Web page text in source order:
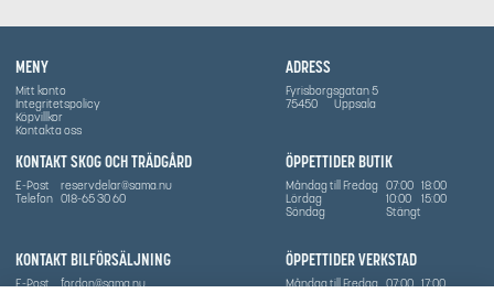
MENY
Mitt konto
Integritetspolicy
Köpvillkor
Kontakta oss
ÖPPETTIDER BUTIK
Måndag till Fredag 07:00 18:00
Lördag
10:00
15:00
Söndag
Stängt
ÖPPETTIDER VERKSTAD
Måndag till Fredag 07:00 17:00
ADRESS
Fyrisborgsgatan 5
75450
Uppsala
KONTAKT SKOG OCH TRÄDGÅRD
E-Post
reservdelar@sama.nu
Telefon 018-65 30 60
KONTAKT BILFÖRSÄLJNING
E-Post
fordon@sama.nu